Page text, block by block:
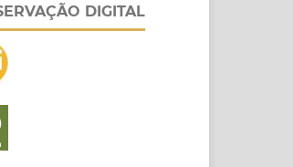
DIGITAL